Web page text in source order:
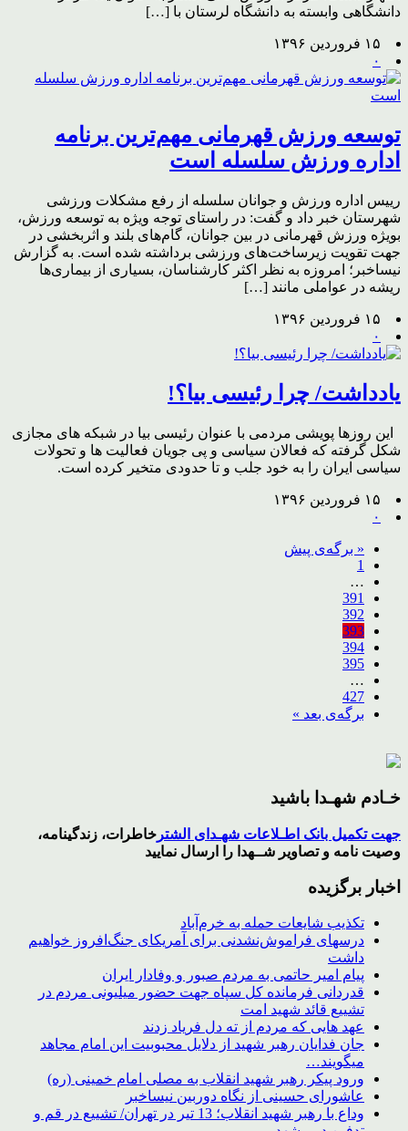
دانشگاهی وابسته به دانشگاه لرستان با […]
۱۵ فروردین ۱۳۹۶
۰
توسعه ورزش قهرمانی مهم‌ترین برنامه
اداره ورزش سلسله است
رییس اداره ورزش و جوانان سلسله از رفع مشکلات ورزشی
شهرستان خبر داد و گفت: در راستای توجه ویژه به توسعه ورزش،
بویژه ورزش قهرمانی در بین جوانان، گام‌های بلند و اثربخشی در
جهت تقویت زیرساخت‌های ورزشی برداشته شده است. به گزارش
نیساخبر؛ امروزه به نظر اکثر کارشناسان، بسیاری از بیماری‌ها
ریشه در عواملی مانند […]
۱۵ فروردین ۱۳۹۶
۰
یادداشت/ چرا رئیسی بیا؟!
این روزها پویشی مردمی با عنوان رئیسی بیا در شبکه های مجازی
شکل گرفته که فعالان سیاسی و پی جویان فعالیت ها و تحولات
سیاسی ایران را به خود جلب و تا حدودی متخیر کرده است.
۱۵ فروردین ۱۳۹۶
۰
« برگه‌ی پیش
1
…
391
392
393
394
395
…
427
برگه‌ی بعد »
خـادم شهـدا باشید
جهت تکمیل بانک اطـلاعات شهـدای الشتر خاطرات، زندگینامه،
وصیت نامه و تصاویر شــهدا را ارسال نمایید
اخبار برگزیده
تکذیب شایعات حمله به خرم‌آباد
درسهای فراموش‌نشدنی برای آمریکای جنگ‌افروز خواهیم
داشت
پیام امیر حاتمی به مردم صبور و وفادار ایران
قدردانی فرمانده کل سپاه جهت حضور میلیونی مردم در
تشییع قائد شهید امت
عهد هایی که مردم از ته دل فریاد زدند
جان فدایان رهبر شهید از دلایل محبوبیت این امام مجاهد
میگویند…
ورود پیکر رهبر شهید انقلاب به مصلی امام خمینی (ره)
عاشورای حسینی از نگاه دوربین نیساخبر
وداع با رهبر شهید انقلاب؛ 13 تیر در تهران/ تشییع در قم و